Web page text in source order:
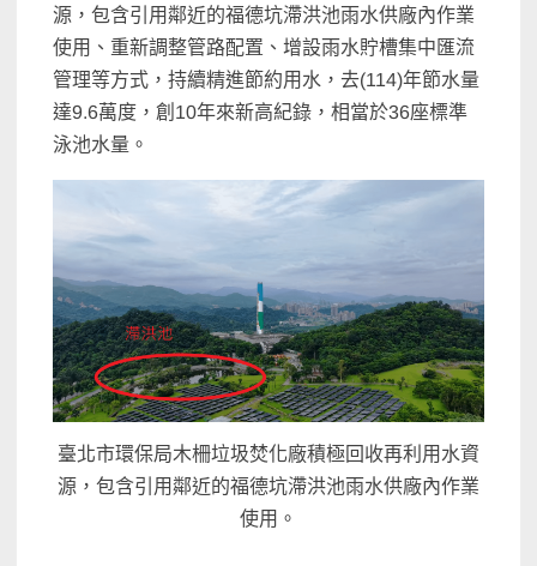
源，包含引用鄰近的福德坑滯洪池雨水供廠內作業
使用、重新調整管路配置、增設雨水貯槽集中匯流
管理等方式，持續精進節約用水，去(114)年節水量
達9.6萬度，創10年來新高紀錄，相當於36座標準
泳池水量。
臺北市環保局木柵垃圾焚化廠積極回收再利用水資
源，包含引用鄰近的福德坑滯洪池雨水供廠內作業
使用。